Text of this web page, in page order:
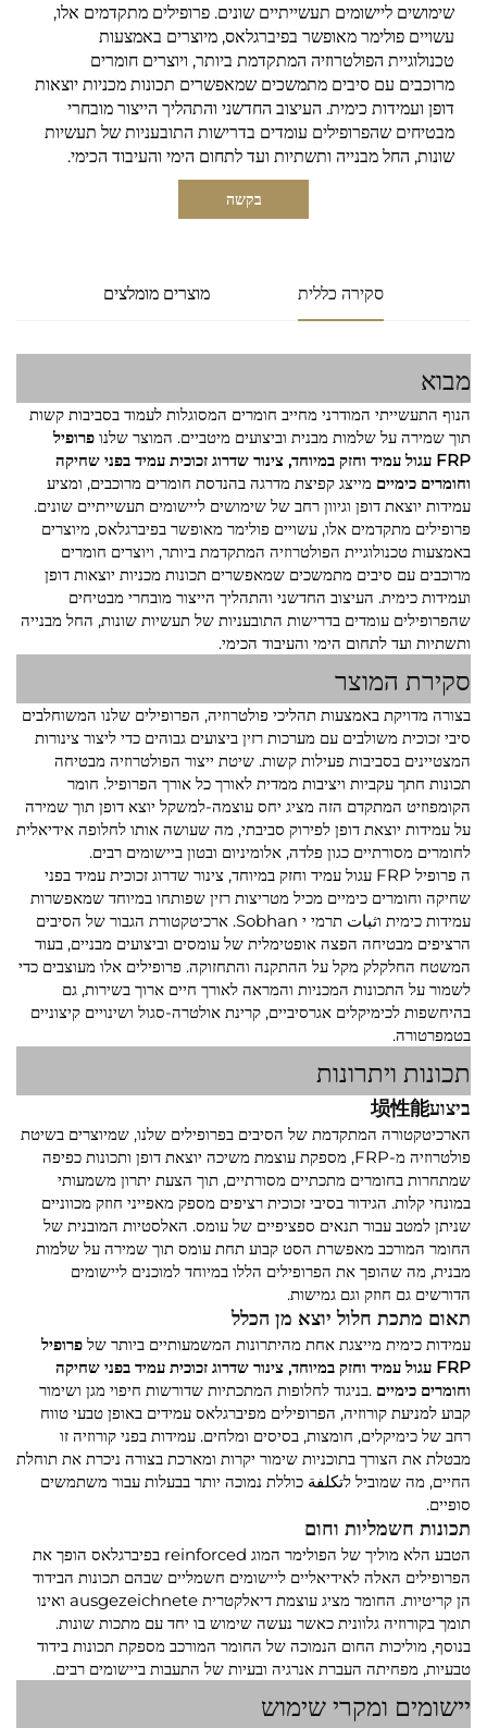
שימושים ליישומים תעשייתיים שונים. פרופילים מתקדמים אלו,
עשויים פולימר מאופשר בפיברגלאס, מיוצרים באמצעות
טכנולוגיית הפולטרוזיה המתקדמת ביותר, ויוצרים חומרים
מרוכבים עם סיבים מתמשכים שמאפשרים תכונות מכניות יוצאות
דופן ועמידות כימית. העיצוב החדשני והתהליך הייצור מובחרי
מבטיחים שהפרופילים עומדים בדרישות התובעניות של תעשיות
שונות, החל מבנייה ותשתיות ועד לתחום הימי והעיבוד הכימי.
בקשה
סקירה כללית מוצרים מומלצים
מבוא
הנוף התעשייתי המודרני מחייב חומרים המסוגלות לעמוד בסביבות קשות
תוך שמירה על שלמות מבנית וביצועים מיטביים. המוצר שלנו פרופיל
FRP עגול עמיד וחזק במיוחד, צינור שדרוג זכוכית עמיד בפני שחיקה
וחומרים כימיים מייצג קפיצת מדרגה בהנדסת חומרים מרוכבים, ומציע
עמידות יוצאת דופן וגיוון רחב של שימושים ליישומים תעשייתיים שונים.
פרופילים מתקדמים אלו, עשויים פולימר מאופשר בפיברגלאס, מיוצרים
באמצעות טכנולוגיית הפולטרוזיה המתקדמת ביותר, ויוצרים חומרים
מרוכבים עם סיבים מתמשכים שמאפשרים תכונות מכניות יוצאות דופן
ועמידות כימית. העיצוב החדשני והתהליך הייצור מובחרי מבטיחים
שהפרופילים עומדים בדרישות התובעניות של תעשיות שונות, החל מבנייה
ותשתיות ועד לתחום הימי והעיבוד הכימי.
סקירת המוצר
בצורה מדויקת באמצעות תהליכי פולטרוזיה, הפרופילים שלנו המשוחלבים
סיבי זכוכית משולבים עם מערכות רזין ביצועים גבוהים כדי ליצור צינורות
המצטיינים בסביבות פעילות קשות. שיטת ייצור הפולטרוזיה מבטיחה
תכונות חתך עקביות ויציבות ממדית לאורך כל אורך הפרופיל. חומר
הקומפוזיט המתקדם הזה מציג יחס עוצמה-למשקל יוצא דופן תוך שמירה
על עמידות יוצאת דופן לפירוק סביבתי, מה שעושה אותו לחלופה אידיאלית
לחומרים מסורתיים כגון פלדה, אלומיניום ובטון ביישומים רבים.
ה
פרופיל FRP עגול עמיד וחזק במיוחד, צינור שדרוג זכוכית עמיד בפני
שחיקה וחומרים כימיים מכיל מטריצות רזין שפותחו במיוחד שמאפשרות
עמידות כימית וثبات תרמי י Sobhan. ארכיטקטורת הגבור של הסיבים
הרציפים מבטיחה הפצה אופטימלית של עומסים וביצועים מבניים, בעוד
המשטח החלקלק מקל על ההתקנה והתחזוקה. פרופילים אלו מעוצבים כדי
לשמור על התכונות המכניות והמראה לאורך חיים ארוך בשירות, גם
בהיחשפות לכימיקלים אגרסיביים, קרינת אולטרה-סגול ושינויים קיצוניים
בטמפרטורה.
תכונות ויתרונות
ביצוע埙性能
הארכיטקטורה המתקדמת של הסיבים בפרופילים שלנו, שמיוצרים בשיטת
פולטרוזיה מ-FRP, מספקת עוצמת משיכה יוצאת דופן ותכונות כפיפה
שמתחרות בחומרים מתכתיים מסורתיים, תוך הצעת יתרון משמעותי
במונחי קלות. הגידור בסיבי זכוכית רציפים מספק מאפייני חוזק מכווניים
שניתן למטב עבור תנאים ספציפיים של עומס. האלסטיות המובנית של
החומר המורכב מאפשרת הסט קבוע תחת עומס תוך שמירה על שלמות
מבנית, מה שהופך את הפרופילים הללו במיוחד למוכנים ליישומים
הדורשים גם חוזק וגם גמישות.
תאום מתכת חלול יוצא מן הכלל
עמידות כימית מייצגת אחת מהיתרונות המשמעותיים ביותר של פרופיל
FRP עגול עמיד וחזק במיוחד, צינור שדרוג זכוכית עמיד בפני שחיקה
וחומרים כימיים .בניגוד לחלופות המתכתיות שדורשות חיפוי מגן ושימור
קבוע למניעת קורוזיה, הפרופילים מפיברגלאס עמידים באופן טבעי טווח
רחב של כימיקלים, חומצות, בסיסים ומלחים. עמידות בפני קורוזיה זו
מבטלת את הצורך בתוכניות שימור יקרות ומארכת בצורה ניכרת את תוחלת
החיים, מה שמוביל לتكلفة כוללת נמוכה יותר בבעלות עבור משתמשים
סופיים.
תכונות חשמליות וחום
הטבע הלא מוליך של הפולימר המוג reinforced בפיברגלאס הופך את
הפרופילים האלה לאידיאליים ליישומים חשמליים שבהם תכונות הבידוד
הן קריטיות. החומר מציג עוצמת דיאלקטרית ausgezeichnete ואינו
תומך בקורוזיה גלוונית כאשר נעשה שימוש בו יחד עם מתכות שונות.
בנוסף, מוליכות החום הנמוכה של החומר המורכב מספקת תכונות בידוד
טבעיות, מפחיתה העברת אנרגיה ובעיות של התעבות ביישומים רבים.
יישומים ומקרי שימוש